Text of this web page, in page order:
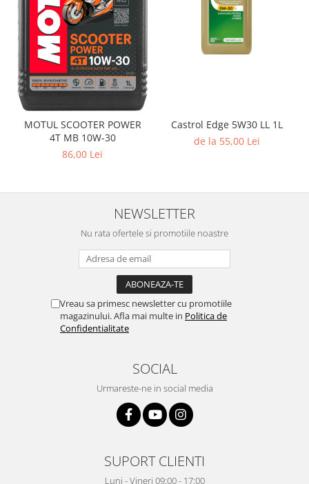
MOTUL SCOOTER POWER
4T MB 10W-30
86,00 Lei
Castrol Edge 5W30 LL 1L
de la 55,00 Lei
NEWSLETTER
Nu rata ofertele si promotiile noastre
Vreau sa primesc newsletter cu promotiile
magazinului. Afla mai multe in Politica de
Confidentialitate
SOCIAL
Urmareste-ne in social media
SUPORT CLIENTI
Luni - Vineri 09:00 - 17:00